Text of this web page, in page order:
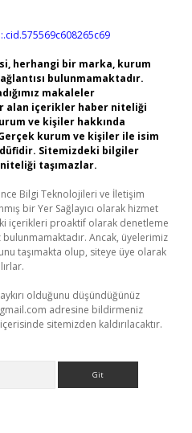
herhangi bir marka, kurum
bulunmamaktadır.
makaleler
alan içerikler haber niteliği
ve kişiler hakkında
kurum ve kişiler ile isim
Sitemizdeki bilgiler
taşımazlar.
Bilgi Teknolojileri ve İletişim
bir Yer Sağlayıcı olarak hizmet
içerikleri proaktif olarak denetleme
Ancak, üyelerimiz
taşımakta olup, siteye üye olarak
olduğunu düşündüğünüz
adresine bildirmeniz
sitemizden kaldırılacaktır.